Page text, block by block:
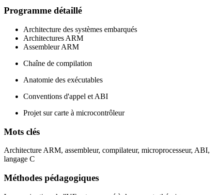
Programme détaillé
Architecture des systèmes embarqués
Architectures ARM
Assembleur ARM
Chaîne de compilation
Anatomie des exécutables
Conventions d'appel et ABI
Projet sur carte à microcontrôleur
Mots clés
Architecture ARM, assembleur, compilateur, microprocesseur, ABI,
langage C
Méthodes pédagogiques